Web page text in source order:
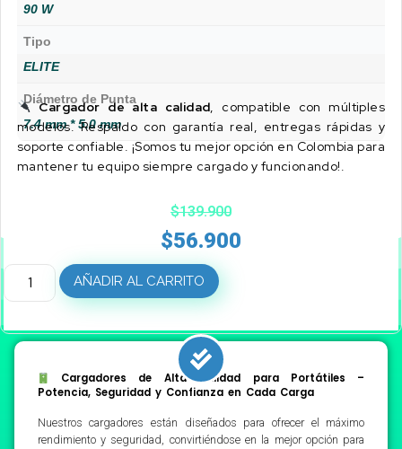
90 W
Tipo
ELITE
Diámetro de Punta
7.4 mm * 5.0 mm
Cargador de alta calidad, compatible con múltiples
modelos. Respaldo con garantía real, entregas rápidas y
soporte confiable. ¡Somos tu mejor opción en Colombia para
mantener tu equipo siempre cargado y funcionando!.
$139.900
$56.900
AÑADIR AL CARRITO
Cargadores de Alta Calidad para Portátiles –
Potencia, Seguridad y Confianza en Cada Carga
Nuestros cargadores están diseñados para ofrecer el máximo
rendimiento y seguridad, convirtiéndose en la mejor opción para